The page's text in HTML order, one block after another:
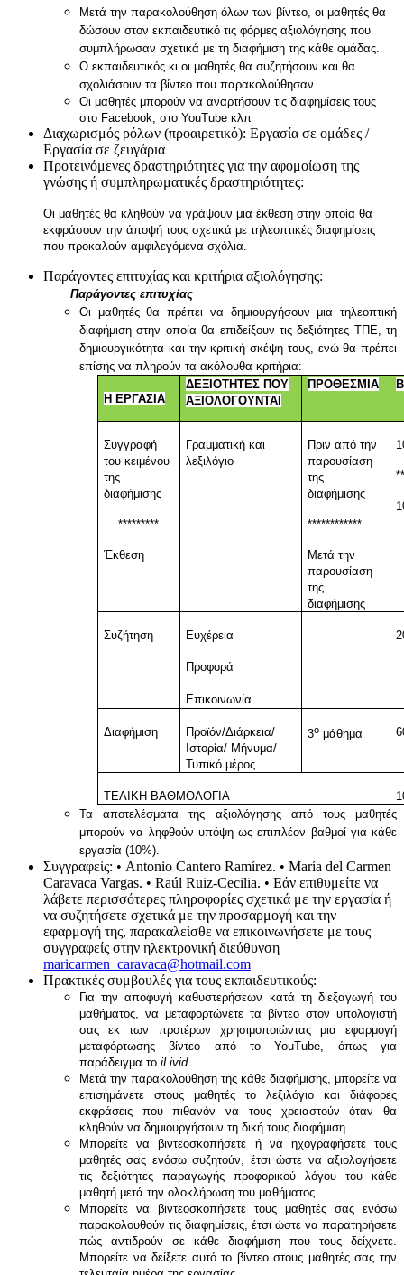
Μετά την παρακολούθηση όλων των βίντεο, οι μαθητές θα
δώσουν στον εκπαιδευτικό τις φόρμες αξιολόγησης που
συμπλήρωσαν σχετικά με τη διαφήμιση της κάθε ομάδας.
Ο εκπαιδευτικός κι οι μαθητές θα συζητήσουν και θα
σχολιάσουν τα βίντεο που παρακολούθησαν.
Οι μαθητές μπορούν να αναρτήσουν τις διαφημίσεις τους
στο Facebook, στο YouTube κλπ
Διαχωρισμός ρόλων (προαιρετικό): Εργασία σε ομάδες /
Εργασία σε ζευγάρια
Προτεινόμενες δραστηριότητες για την αφομοίωση της
γνώσης ή συμπληρωματικές δραστηριότητες:
Οι μαθητές θα κληθούν να γράψουν μια έκθεση στην οποία θα
εκφράσουν την άποψή τους σχετικά με τηλεοπτικές διαφημίσεις
που προκαλούν αμφιλεγόμενα σχόλια.
Παράγοντες επιτυχίας και κριτήρια αξιολόγησης:
Παράγοντες επιτυχίας
Οι μαθητές θα πρέπει να δημιουργήσουν μια τηλεοπτική
διαφήμιση στην οποία θα επιδείξουν τις δεξιότητες ΤΠΕ, τη
δημιουργικότητα και την κριτική σκέψη τους, ενώ θα πρέπει
επίσης να πληρούν τα ακόλουθα κριτήρια:
Η ΕΡΓΑΣΙΑ
ΔΕΞΙΟΤΗΤΕΣ ΠΟΥ
ΑΞΙΟΛΟΓΟΥΝΤΑΙ
ΠΡΟΘΕΣΜΙΑ
Συγγραφή
του κειμένου
της
διαφήμισης
*********
Έκθεση
Γραμματική και
λεξιλόγιο
Πριν από την
παρουσίαση
της
διαφήμισης
************
Μετά την
παρουσίαση
της
διαφήμισης
Συζήτηση Ευχέρεια
Προφορά
Επικοινωνία
Διαφήμιση
Προϊόν/Διάρκεια/
Ιστορία/ Μήνυμα/
Τυπικό μέρος
3ο μάθημα
ΤΕΛΙΚΗ ΒΑΘΜΟΛΟΓΙΑ
Τα αποτελέσματα της αξιολόγησης από τους μαθητές
μπορούν να ληφθούν υπόψη ως επιπλέον βαθμοί για κάθε
εργασία (10%).
Συγγραφείς: • Antonio Cantero Ramírez. • María del Carmen
Caravaca Vargas. • Raúl Ruiz-Cecilia. • Εάν επιθυμείτε να
λάβετε περισσότερες πληροφορίες σχετικά με την εργασία ή
να συζητήσετε σχετικά με την προσαρμογή και την
εφαρμογή της, παρακαλείσθε να επικοινωνήσετε με τους
συγγραφείς στην ηλεκτρονική διεύθυνση
maricarmen_caravaca@hotmail.com
Πρακτικές συμβουλές για τους εκπαιδευτικούς:
Για την αποφυγή καθυστερήσεων κατά τη διεξαγωγή του
μαθήματος, να μεταφορτώνετε τα βίντεο στον υπολογιστή
σας εκ των προτέρων χρησιμοποιώντας μια εφαρμογή
μεταφόρτωσης βίντεο από το YouTube, όπως για
παράδειγμα το iLivid.
Μετά την παρακολούθηση της κάθε διαφήμισης, μπορείτε να
επισημάνετε στους μαθητές το λεξιλόγιο και διάφορες
εκφράσεις που πιθανόν να τους χρειαστούν όταν θα
κληθούν να δημιουργήσουν τη δική τους διαφήμιση.
Μπορείτε να βιντεοσκοπήσετε ή να ηχογραφήσετε τους
μαθητές σας ενόσω συζητούν, έτσι ώστε να αξιολογήσετε
τις δεξιότητες παραγωγής προφορικού λόγου του κάθε
μαθητή μετά την ολοκλήρωση του μαθήματος.
Μπορείτε να βιντεοσκοπήσετε τους μαθητές σας ενόσω
παρακολουθούν τις διαφημίσεις, έτσι ώστε να παρατηρήσετε
πώς αντιδρούν σε κάθε διαφήμιση που τους δείχνετε.
Μπορείτε να δείξετε αυτό το βίντεο στους μαθητές σας την